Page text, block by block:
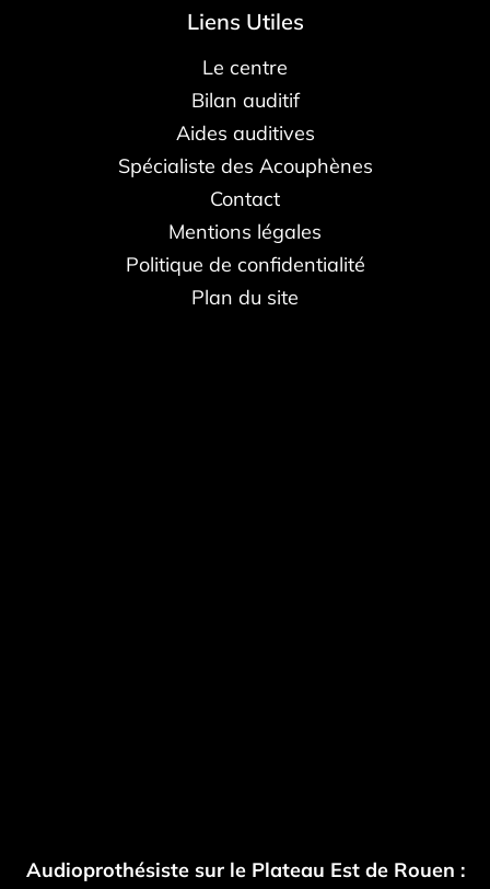
Liens Utiles
Le centre
Bilan auditif
Aides auditives
Spécialiste des Acouphènes
Contact
Mentions légales
Politique de confidentialité
Plan du site
Audioprothésiste sur le Plateau Est de Rouen :